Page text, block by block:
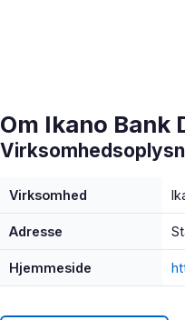
Om Ikano Bank
Virksomhed
Adresse
Hjemmeside